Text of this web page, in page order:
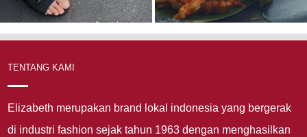
TENTANG KAMI
Elizabeth merupakan brand lokal indonesia yang bergerak
di industri fashion sejak tahun 1963 dengan menghasilkan